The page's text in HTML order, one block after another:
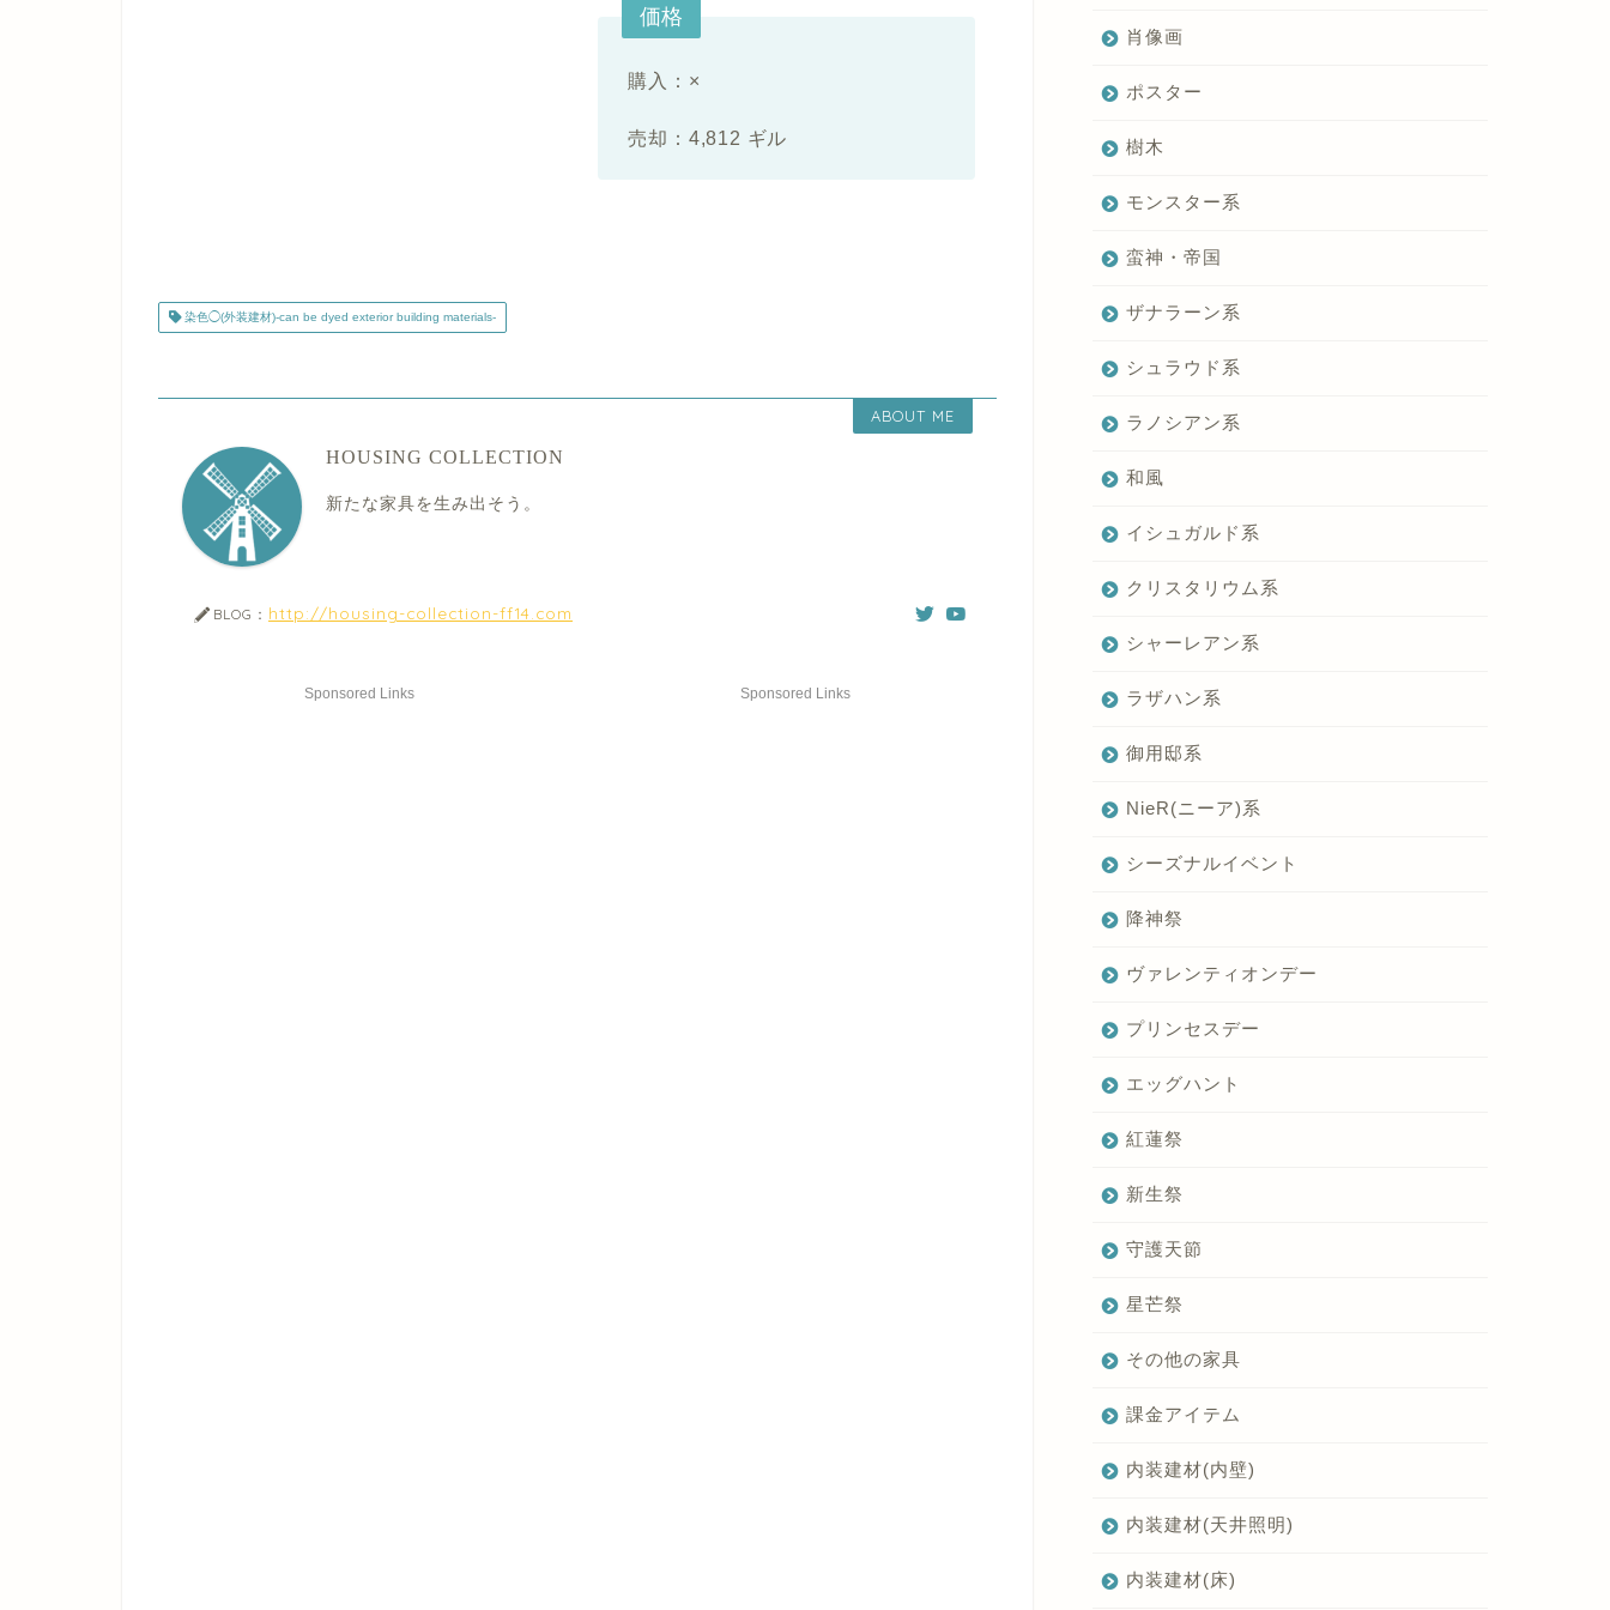
価格
購入：×
売却：4,812 ギル
染色◯(外装建材)-can be dyed exterior building materials-
ABOUT ME
HOUSING COLLECTION
新たな家具を生み出そう。
BLOG： http://housing-collection-ff14.com
Sponsored Links Sponsored Links
肖像画
ポスター
樹木
モンスター系
蛮神・帝国
ザナラーン系
シュラウド系
ラノシアン系
和風
イシュガルド系
クリスタリウム系
シャーレアン系
ラザハン系
御用邸系
NieR(ニーア)系
シーズナルイベント
降神祭
ヴァレンティオンデー
プリンセスデー
エッグハント
紅蓮祭
新生祭
守護天節
星芒祭
その他の家具
課金アイテム
内装建材(内壁)
内装建材(天井照明)
内装建材(床)